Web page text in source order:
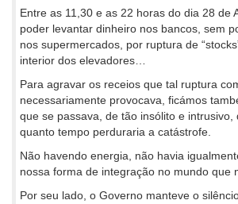
Entre as 11,30 e as 22 horas do dia 28 de
poder levantar dinheiro nos bancos, sem
nos supermercados, por ruptura de
interior dos elevadores…
Para agravar os receios que tal ruptura
necessariamente provocava, ficámos
que se passava, de tão insólito e intrusivo,
quanto tempo perduraria a catástrofe.
Não havendo energia, não havia
nossa forma de integração no mundo que
Por seu lado, o Governo manteve o